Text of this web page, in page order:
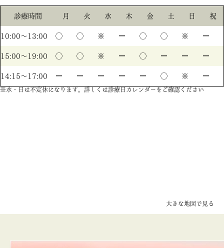
診療時間 月 火 水 木 金 土 日 祝
10:00〜13:00 ◯ ◯ ※ ー ◯ ◯ ※ ー
15:00〜19:00 ◯ ◯ ※ ー ◯ ー ー ー
14:15〜17:00 ー ー ー ー ー ◯ ※ ー
※水・日は不定休になります。詳しくは診療日カレンダーをご確認ください
大きな地図で見る